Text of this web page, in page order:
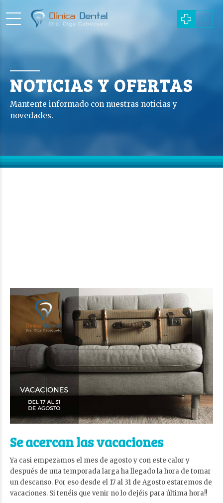
NOTICIAS Y OFERTAS
Mantente informado con nuestras noticias y
novedades.
Se acercan las vacaciones
Ya casi empezamos el mes de agosto y con este calor y
después de una temporada larga ha llegado la hora de tomar
un descanso. Por eso desde el 17 al 31 de Agosto estaremos de
vacaciones. Si tenéis que venir no lo dejéis para última hora!!